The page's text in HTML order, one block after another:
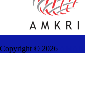
Copyright © 2026